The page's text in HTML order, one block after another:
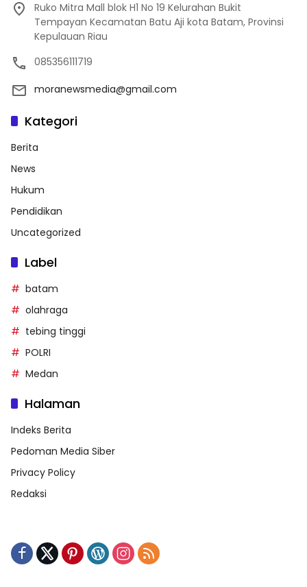
Ruko Mitra Mall blok H1 No 19 Kelurahan Bukit
Tempayan Kecamatan Batu Aji kota Batam, Provinsi
Kepulauan Riau
085356111719
moranewsmedia@gmail.com
Kategori
Berita
News
Hukum
Pendidikan
Uncategorized
Label
batam
olahraga
tebing tinggi
POLRI
Medan
Halaman
Indeks Berita
Pedoman Media Siber
Privacy Policy
Redaksi